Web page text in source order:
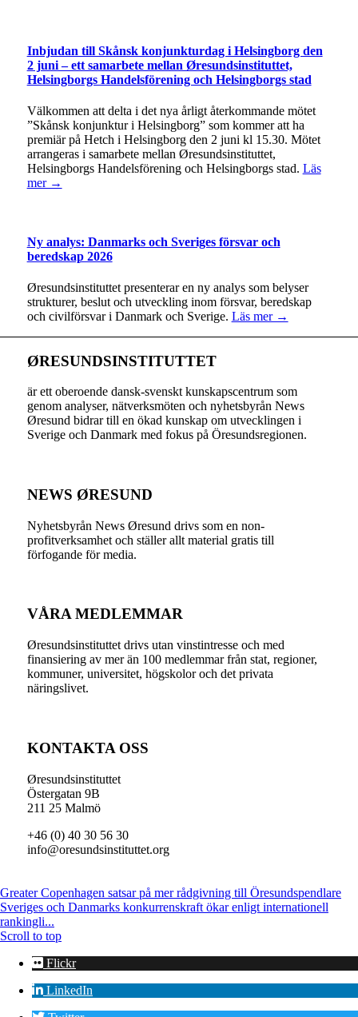
Inbjudan till Skånsk konjunkturdag i Helsingborg den
2 juni – ett samarbete mellan Øresundsinstituttet,
Helsingborgs Handelsförening och Helsingborgs stad
Välkommen att delta i det nya årligt återkommande mötet
”Skånsk konjunktur i Helsingborg” som kommer att ha
premiär på Hetch i Helsingborg den 2 juni kl 15.30. Mötet
arrangeras i samarbete mellan Øresundsinstituttet,
Helsingborgs Handelsförening och Helsingborgs stad. Läs
mer →
Ny analys: Danmarks och Sveriges försvar och
beredskap 2026
Øresundsinstituttet presenterar en ny analys som belyser
strukturer, beslut och utveckling inom försvar, beredskap
och civilförsvar i Danmark och Sverige. Läs mer →
ØRESUNDSINSTITUTTET
är ett oberoende dansk-svenskt kunskapscentrum som
genom analyser, nätverksmöten och nyhetsbyrån News
Øresund bidrar till en ökad kunskap om utvecklingen i
Sverige och Danmark med fokus på Öresundsregionen.
NEWS ØRESUND
Nyhetsbyrån News Øresund drivs som en non-
profitverksamhet och ställer allt material gratis till
förfogande för media.
VÅRA MEDLEMMAR
Øresundsinstituttet drivs utan vinst­intresse och med
finansiering av mer än 100 medlemmar från stat, regioner,
kommuner, universitet, högskolor och det privata
näringslivet.
KONTAKTA OSS
Øresundsinstituttet
Östergatan 9B
211 25 Malmö
+46 (0) 40 30 56 30
info@oresundsinstituttet.org
Greater Copenhagen satsar på mer rådgivning till Öresundspendlare
Sveriges och Danmarks konkurrenskraft ökar enligt internationell
rankingli...
Scroll to top
Flickr
LinkedIn